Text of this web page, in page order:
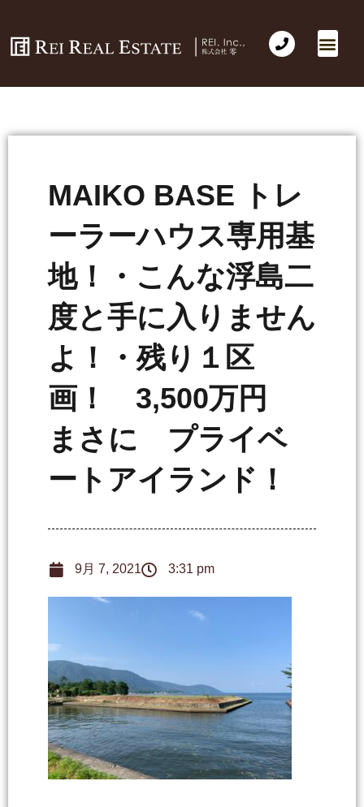
MAIKO BASE トレ
ーラーハウス専用基
地！・こんな浮島二
度と手に入りません
よ！・残り１区
画！ 3,500万円
まさに プライベ
ートアイランド！
9月 7, 2021 3:31 pm